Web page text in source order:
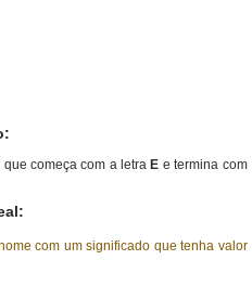
que começa com a letra E e termina com
com um significado que tenha valor